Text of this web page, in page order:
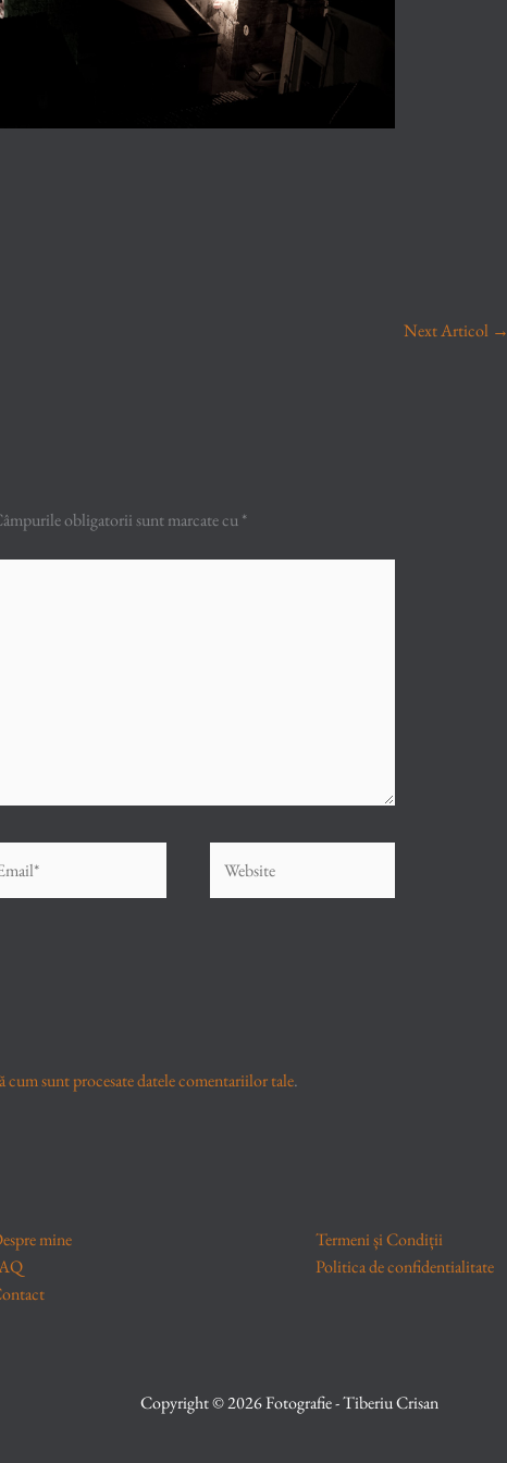
Next Articol →
obligatorii sunt marcate cu*
cum sunt procesate datele comentariilor tale.
mine
Termeni și Condiții
Politica de confidentialitate
Copyright © 2026 Fotografie - Tiberiu Crisan